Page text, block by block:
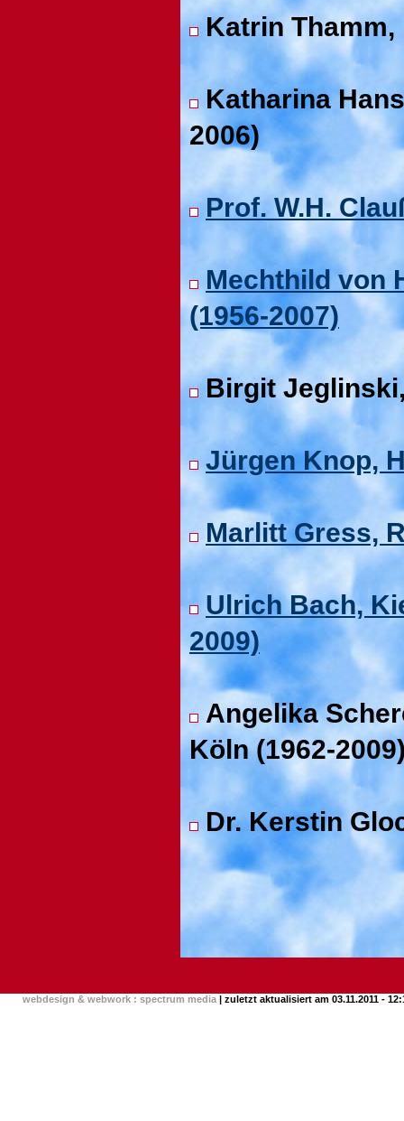
Katrin Thamm,
Katharina
2006)
Prof. W.H.
Mechthild von
(1956-2007)
Birgit Jeglinski,
Jürgen Knop,
Marlitt Gress,
Ulrich Bach,
2009)
Angelika
Köln (1962-
Dr. Kerstin
webdesign & webwork : spectrum media | zuletzt aktualisiert am 03.11.2011 -